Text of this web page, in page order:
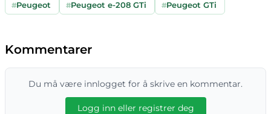
#Peugeot #Peugeot e-208 GTi #Peugeot GTi
Kommentarer
Du må være innlogget for å skrive en kommentar.
Logg inn eller registrer deg